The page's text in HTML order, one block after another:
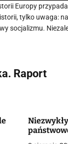
Europy
tylko uwaga:
socjalizmu.
Raport